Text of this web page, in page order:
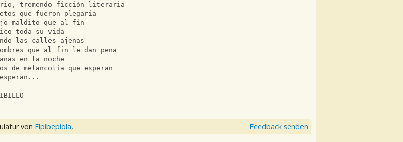
tremendo ficción literaria
que fueron plegaria
maldito que al fin
toda su vida
las calles ajenas
que al fin le dan pena
en la noche
de melancolía que esperan
von Elpibepiola, Feedback senden